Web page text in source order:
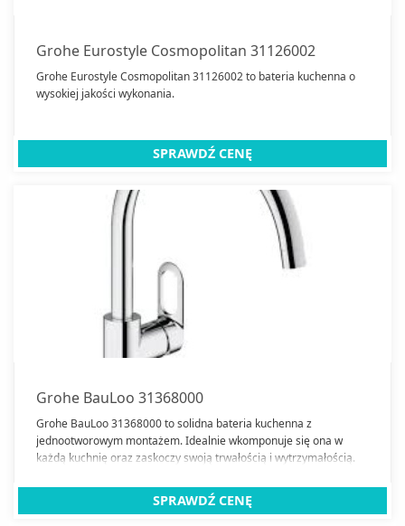
Grohe Eurostyle Cosmopolitan 31126002
Grohe Eurostyle Cosmopolitan 31126002 to bateria kuchenna o
wysokiej jakości wykonania.
SPRAWDŹ CENĘ
Grohe BauLoo 31368000
Grohe BauLoo 31368000 to solidna bateria kuchenna z
jednootworowym montażem. Idealnie wkomponuje się ona w
każdą kuchnię oraz zaskoczy swoją trwałością i wytrzymałością.
SPRAWDŹ CENĘ